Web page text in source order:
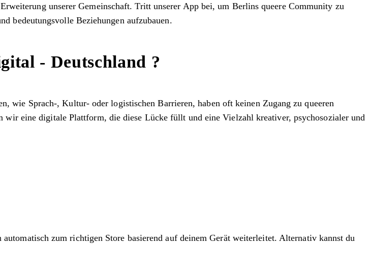
unserer Gemeinschaft. Tritt unserer App bei, um Berlins queere Community zu
bedeutungsvolle Beziehungen aufzubauen.
- Deutschland ?
wie Sprach-, Kultur- oder logistischen Barrieren, haben oft keinen Zugang zu queeren
eine digitale Plattform, die diese Lücke füllt und eine Vielzahl kreativer, psychosozialer und
automatisch zum richtigen Store basierend auf deinem Gerät weiterleitet. Alternativ kannst du